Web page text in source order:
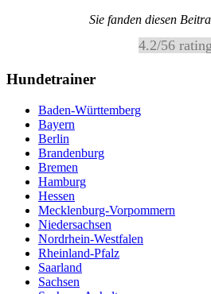
Sie fanden diesen
4.2/56
Hundetrainer
Baden-Württemberg
Bayern
Berlin
Brandenburg
Bremen
Hamburg
Hessen
Mecklenburg-Vorpommern
Niedersachsen
Nordrhein-Westfalen
Rheinland-Pfalz
Saarland
Sachsen